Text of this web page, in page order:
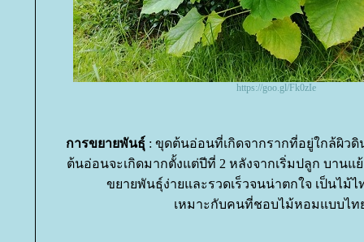
https://goo.gl/Fk0zIe
การขยายพันธุ์ : ขุดต้นอ่อนที่เกิดจากรากที่อยู่ใกล้ผิวดิ
ต้นอ่อนจะเกิดมากตั้งแต่ปีที่ 2 หลังจากเริ่มปลูก บานแย้
ขยายพันธุ์ง่ายและรวดเร็วจนน่าตกใจ เป็นไม้
เหมาะกับคนที่ชอบไม้หอมแบบไท